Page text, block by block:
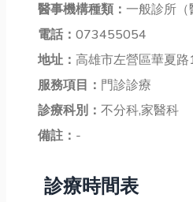
醫事機構種類： 一般診所（
電話： 073455054
地址： 高雄市左營區華夏
服務項目： 門診診療
診療科別： 不分科,家醫科
備註： -
診療時間表